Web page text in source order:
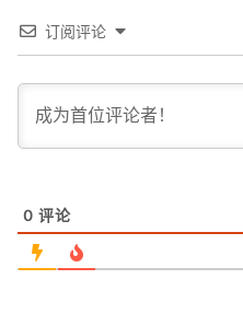
订阅评论
0 评论